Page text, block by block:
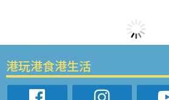
港玩港食港生活